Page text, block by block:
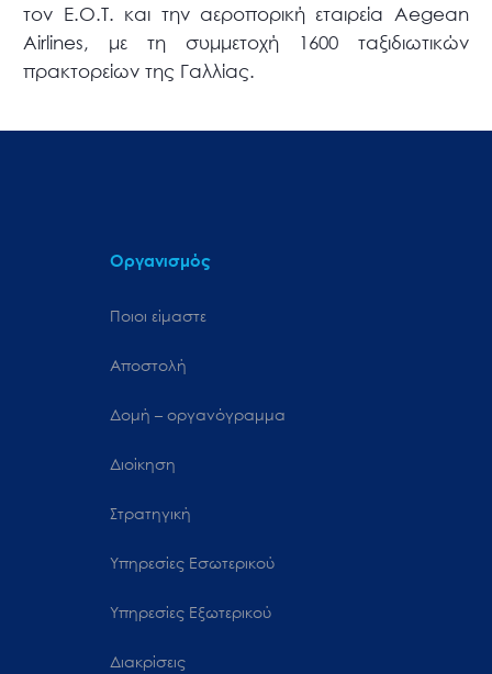
τον Ε.Ο.Τ. και την αεροπορική εταιρεία Aegean
Airlines, με τη συμμετοχή 1600 ταξιδιωτικών
πρακτορείων της Γαλλίας.
Οργανισμός
Ποιοι είμαστε
Αποστολή
Δομή – οργανόγραμμα
Διοίκηση
Στρατηγική
Υπηρεσίες Εσωτερικού
Υπηρεσίες Εξωτερικού
Διακρίσεις